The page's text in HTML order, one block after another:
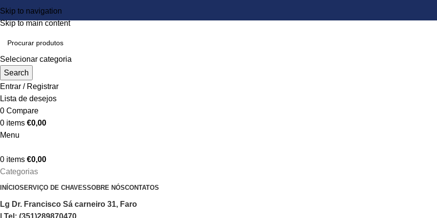
Skip to navigation
Skip to main content
Selecionar categoria
Search
Entrar / Registrar
Lista de desejos
0 Compare
0 items €0,00
Menu
0 items €0,00
Categorias
INÍCIOSERVIÇO DE CHAVESSOBRE NÓSCONTATOS
Lg Dr. Francisco Sá carneiro 31, Faro
| Tel: (351)289870470